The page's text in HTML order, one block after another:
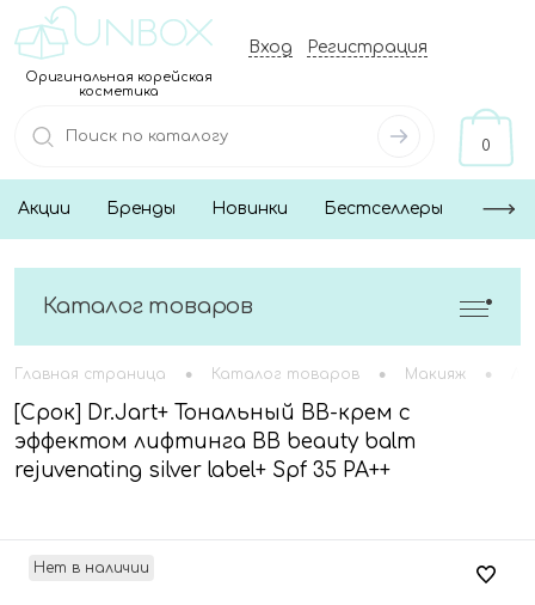
Оригинальная корейская
косметика
Вход Регистрация
0
Акции Бренды Новинки Бестселлеры
Каталог товаров
Главная страница • Каталог товаров • Макияж •
[Срок] Dr.Jart+ Тональный BB-крем с
эффектом лифтинга BB beauty balm
rejuvenating silver label+ Spf 35 PA++
Нет в наличии